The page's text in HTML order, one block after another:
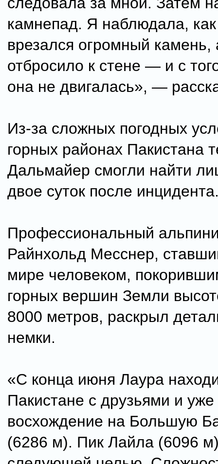
камнепад. Я наблюдала,
врезался огромный камень,
отбросило к стене — и с
она не двигалась», —
Из-за сложных погодных
горных районах Пакистана
Дальмайер смогли найти
двое суток после
Профессиональный
Райнхольд Месснер,
мире человеком,
горных вершин Земли
8000 метров, раскрыл
немки.
«С конца июня Лаура
Пакистане с друзьями и
восхождение на Большую
(6286 м). Пик Лайла (6096